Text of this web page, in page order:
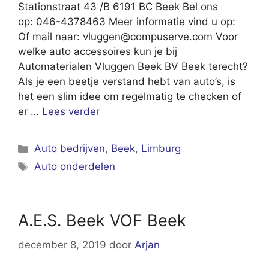
Stationstraat 43 /B 6191 BC Beek Bel ons
op: 046-4378463 Meer informatie vind u op:
Of mail naar: vluggen@compuserve.com Voor
welke auto accessoires kun je bij
Automaterialen Vluggen Beek BV Beek terecht?
Als je een beetje verstand hebt van auto’s, is
het een slim idee om regelmatig te checken of
er … Lees verder
Categorieën
Auto bedrijven, Beek, Limburg
Tags
Auto onderdelen
A.E.S. Beek VOF Beek
december 8, 2019 door Arjan